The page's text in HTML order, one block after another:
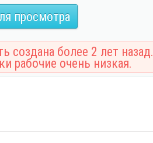
просмотра
создана более 2 лет назад.
рабочие очень низкая.